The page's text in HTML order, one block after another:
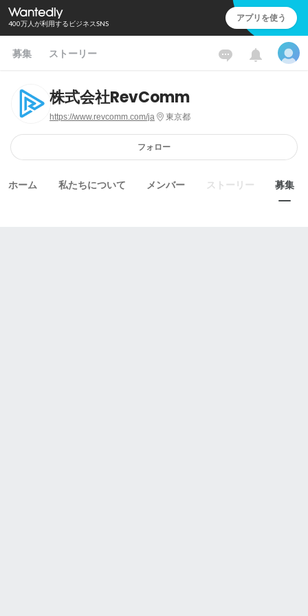
400万人が利用するビジネスSNS アプリを使う
募集 ストーリー
株式会社RevComm
https://www.revcomm.com/ja 東京都
フォロー
ホーム 私たちについて メンバー ストーリー 募集